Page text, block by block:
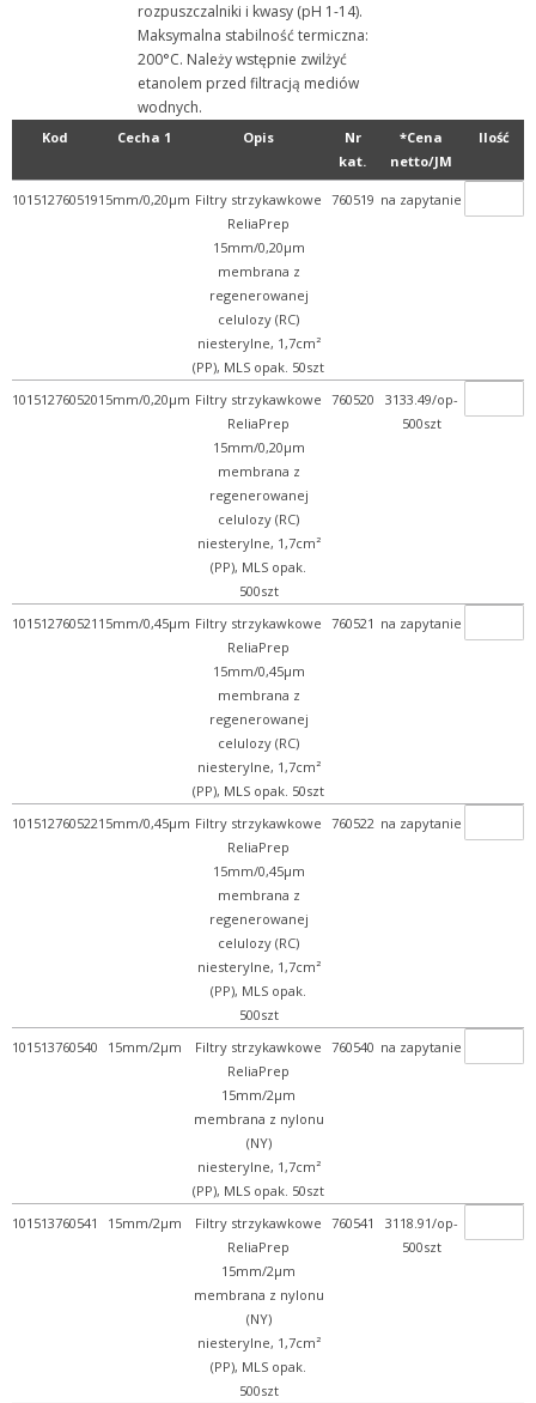
+ Z przymrużeniem okarozpuszczalniki i kwasy (pH 1-14).
Maksymalna stabilność termiczna:
200°C. Należy wstępnie zwilżyć
etanolem przed filtracją mediów
wodnych.
Kod Cecha 1 Opis
Nr
kat.
*Cena
netto/JM
Ilość
10151276051915mm/0,20µm Filtry strzykawkowe
ReliaPrep
15mm/0,20µm
membrana z
regenerowanej
celulozy (RC)
niesterylne, 1,7cm²
(PP), MLS opak. 50szt
760519 na zapytanie
10151276052015mm/0,20µm Filtry strzykawkowe
ReliaPrep
15mm/0,20µm
membrana z
regenerowanej
celulozy (RC)
niesterylne, 1,7cm²
(PP), MLS opak.
500szt
760520
3133.49/op-
500szt
101512760521 15mm/0,45µm Filtry strzykawkowe
ReliaPrep
15mm/0,45µm
membrana z
regenerowanej
celulozy (RC)
niesterylne, 1,7cm²
(PP), MLS opak. 50szt
760521 na zapytanie
10151276052215mm/0,45µm Filtry strzykawkowe
ReliaPrep
15mm/0,45µm
membrana z
regenerowanej
celulozy (RC)
niesterylne, 1,7cm²
(PP), MLS opak.
500szt
760522 na zapytanie
101513760540 15mm/2µm
Filtry strzykawkowe
ReliaPrep
15mm/2µm
membrana z nylonu
(NY)
niesterylne, 1,7cm²
(PP), MLS opak. 50szt
760540 na zapytanie
101513760541 15mm/2µm
Filtry strzykawkowe
ReliaPrep
15mm/2µm
membrana z nylonu
(NY)
niesterylne, 1,7cm²
(PP), MLS opak.
500szt
760541
3118.91/op-
500szt